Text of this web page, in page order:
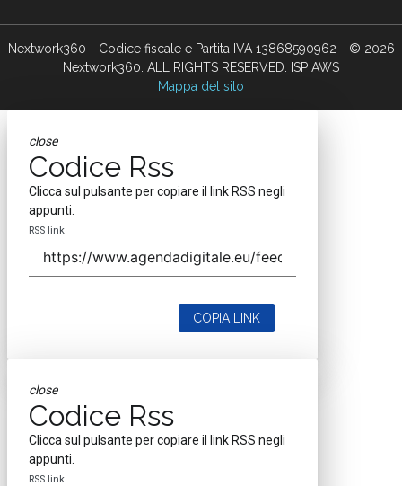
Nextwork360 - Codice fiscale e Partita IVA 13868590962 - © 2026
Nextwork360. ALL RIGHTS RESERVED. ISP AWS
Mappa del sito
close
Codice Rss
Clicca sul pulsante per copiare il link RSS negli
appunti.
RSS link
COPIA LINK
close
Codice Rss
Clicca sul pulsante per copiare il link RSS negli
appunti.
RSS link